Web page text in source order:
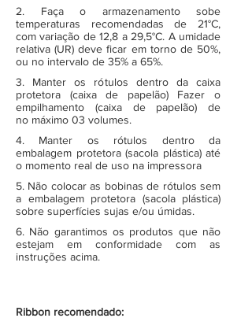
2. Faça o armazenamento sobe
temperaturas recomendadas de 21°C,
com variação de 12,8 a 29,5°C. A umidade
relativa (UR) deve ficar em torno de 50%,
ou no intervalo de 35% a 65%.
3. Manter os rótulos dentro da caixa
protetora (caixa de papelão) Fazer o
empilhamento (caixa de papelão) de
no máximo 03 volumes.
4. Manter os rótulos dentro da
embalagem protetora (sacola plástica) até
o momento real de uso na impressora
5. Não colocar as bobinas de rótulos sem
a embalagem protetora (sacola plástica)
sobre superfícies sujas e/ou úmidas.
6. Não garantimos os produtos que não
estejam em conformidade com as
instruções acima.
Ribbon recomendado: